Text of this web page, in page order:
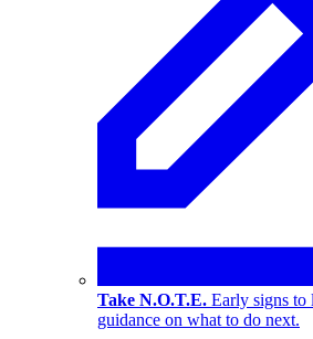
Take N.O.T.E. Early signs to
guidance on what to do next.